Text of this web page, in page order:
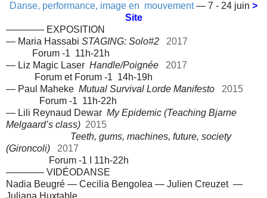
Danse, performance, image en mouvement— 7 - 24 juin >
Site
———— EXPOSITION
— Maria Hassabi STAGING: Solo#2
2017
Forum -1 11h-21h
— Liz Magic Laser Handle/Poignée
2017
Forum et Forum -1 14h-19h
— Paul Maheke Mutual Survival Lorde Manifesto
2015
Forum -1 11h-22h
— Lili Reynaud Dewar My Epidemic (Teaching Bjarne
Melgaard’s class) 2015
Teeth, gums, machines, future, society
(Gironcoli)
2017
Forum -1 I 11h-22h
———— VIDÉODANSE
Nadia Beugré — Cecilia Bengolea — Julien Creuzet —